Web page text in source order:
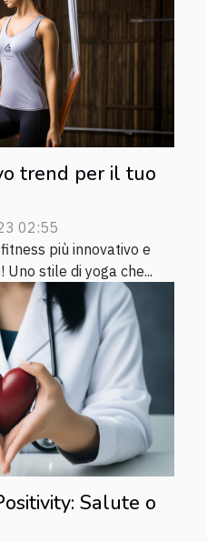
trend per il tuo
02:55
più innovativo e
stile di yoga che...
Salute o